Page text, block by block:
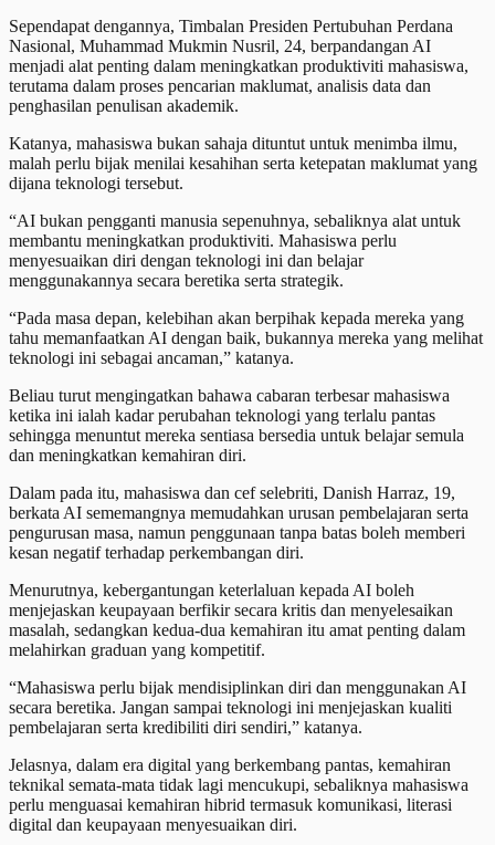
Sependapat dengannya, Timbalan Presiden Pertubuhan Perdana
Nasional, Muhammad Mukmin Nusril, 24, berpandangan AI
menjadi alat penting dalam meningkatkan produktiviti mahasiswa,
terutama dalam proses pencarian maklumat, analisis data dan
penghasilan penulisan akademik.
Katanya, mahasiswa bukan sahaja dituntut untuk menimba ilmu,
malah perlu bijak menilai kesahihan serta ketepatan maklumat yang
dijana teknologi tersebut.
“AI bukan pengganti manusia sepenuhnya, sebaliknya alat untuk
membantu meningkatkan produktiviti. Mahasiswa perlu
menyesuaikan diri dengan teknologi ini dan belajar
menggunakannya secara beretika serta strategik.
“Pada masa depan, kelebihan akan berpihak kepada mereka yang
tahu memanfaatkan AI dengan baik, bukannya mereka yang melihat
teknologi ini sebagai ancaman,” katanya.
Beliau turut mengingatkan bahawa cabaran terbesar mahasiswa
ketika ini ialah kadar perubahan teknologi yang terlalu pantas
sehingga menuntut mereka sentiasa bersedia untuk belajar semula
dan meningkatkan kemahiran diri.
Dalam pada itu, mahasiswa dan cef selebriti, Danish Harraz, 19,
berkata AI sememangnya memudahkan urusan pembelajaran serta
pengurusan masa, namun penggunaan tanpa batas boleh memberi
kesan negatif terhadap perkembangan diri.
Menurutnya, kebergantungan keterlaluan kepada AI boleh
menjejaskan keupayaan berfikir secara kritis dan menyelesaikan
masalah, sedangkan kedua-dua kemahiran itu amat penting dalam
melahirkan graduan yang kompetitif.
“Mahasiswa perlu bijak mendisiplinkan diri dan menggunakan AI
secara beretika. Jangan sampai teknologi ini menjejaskan kualiti
pembelajaran serta kredibiliti diri sendiri,” katanya.
Jelasnya, dalam era digital yang berkembang pantas, kemahiran
teknikal semata-mata tidak lagi mencukupi, sebaliknya mahasiswa
perlu menguasai kemahiran hibrid termasuk komunikasi, literasi
digital dan keupayaan menyesuaikan diri.